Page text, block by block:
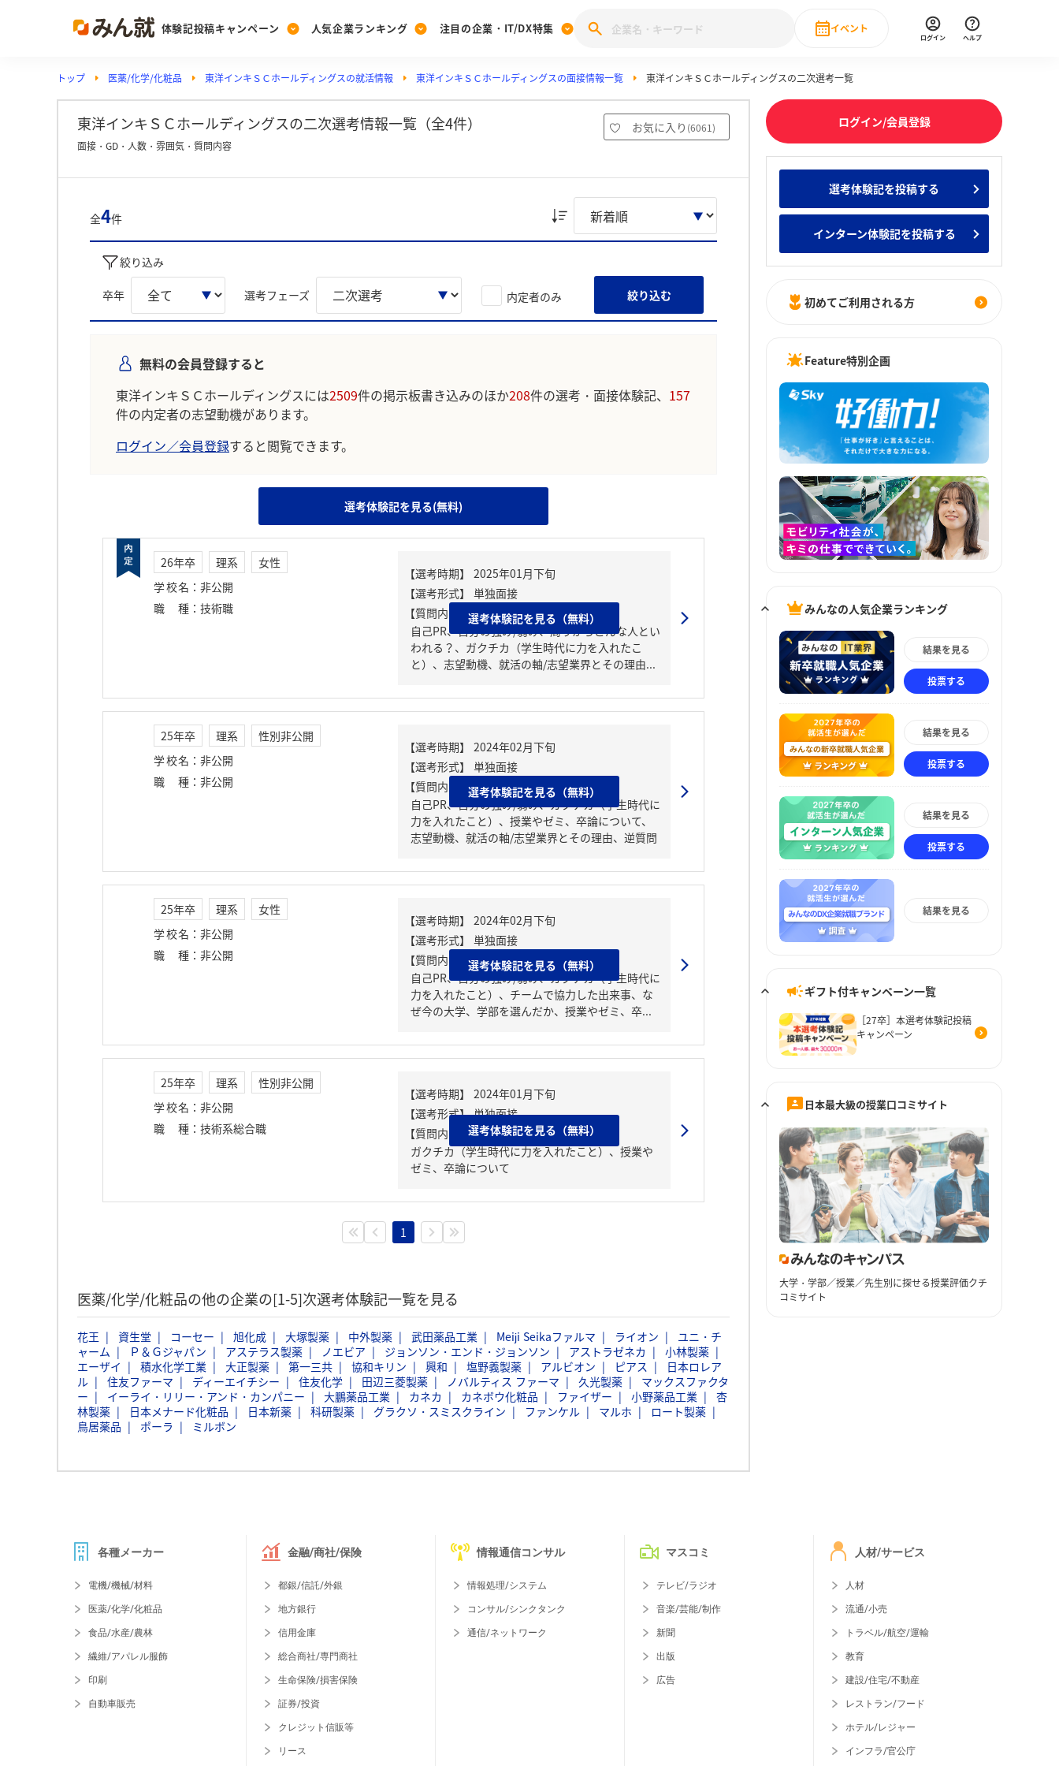
体験記投稿キャンペーン
Post
投稿する
[27卒] 本選考体験記投稿キャンペーン
人気企業ランキング
Ranking
ランキングを見る
みんなのDX企業就職ブランド調査
Vote みんなの新卒就職人気企業ランキング みんなのインターン人気企業ランキ
注目の企業・IT/DX特集
PickUp
注目の企業特集
28卒 IT・DX現場社員インタビュー
イベント
直近のイベント一覧
ログイン ヘルプ
トップ 医薬/化学/化粧品 東洋インキＳＣホールディングスの就活情報 東洋インキＳＣホールディングスの面接情報一覧 東洋インキＳＣホールディングスの二次選考一覧
東洋インキＳＣホールディングスの二次選考情報一覧（全4件） お気に入り (6061)
面接・GD・人数・雰囲気・質問内容
全4件
絞り込み
卒年 選考フェーズ 内定者のみ 絞り込む
無料の会員登録すると
東洋インキＳＣホールディングスには2509件の掲示板書き込みのほか208件の選考・面接体験記、 157
件の内定者の志望動機があります。
ログイン／会員登録すると閲覧できます。
選考体験記を見る(無料)
26年卒 理系
女性
学校名 ： 非公開
職種 ： 技術職
【質問内容・課題】
自己PR、自分の強み/弱み、周りからどんな人とい
われる？、ガクチカ（学生時代に力を入れたこ
と）、志望動機、就活の軸/志望業界とその理由...
選考体験記を見る（無料）
25年卒 理系
性別非公開
学校名 ： 非公開
職種 ： 非公開
【質問内容・課題】
自己PR、自分の強み/弱み、ガクチカ（学生時代に
力を入れたこと）、授業やゼミ、卒論について、
志望動機、就活の軸/志望業界とその理由、逆質問
選考体験記を見る（無料）
25年卒 理系
女性
学校名 ： 非公開
職種 ： 非公開
【質問内容・課題】
自己PR、自分の強み/弱み、ガクチカ（学生時代に
力を入れたこと）、チームで協力した出来事、な
ぜ今の大学、学部を選んだか、授業やゼミ、卒...
選考体験記を見る（無料）
25年卒 理系
性別非公開
学校名 ： 非公開
職種 ： 技術系総合職
【質問内容・課題】
ガクチカ（学生時代に力を入れたこと）、授業や
ゼミ、卒論について
選考体験記を見る（無料）
1
医薬/化学/化粧品の他の企業の[1-5]次選考体験記一覧を見る
花王 資生堂 コーセー 旭化成 大塚製薬 中外製薬 武田薬品工業 Meiji Seikaファルマ ライオン
ユニ・チ
ャーム
Ｐ＆Ｇジャパン アステラス製薬 ノエビア ジョンソン・エンド・ジョンソン アストラゼネカ
小林製薬
エーザイ
積水化学工業 大正製薬 第一三共 協和キリン 興和 塩野義製薬 アルビオン ピアス
日本ロレア
ル
住友ファーマ ディーエイチシー 住友化学 田辺三菱製薬 ノバルティス ファーマ 久光製薬
マックスファクタ
ー
イーライ・リリー・アンド・カンパニー 大鵬薬品工業 カネカ カネボウ化粧品 ファイザー 小野薬品工業
杏
林製薬
日本メナード化粧品 日本新薬 科研製薬 グラクソ・スミスクライン ファンケル マルホ
ロート製薬
鳥居薬品
ポーラ ミルボン
ログイン/会員登録
選考体験記を投稿する
インターン体験記を投稿する
初めてご利用される方
Feature特別企画
みんなの人気企業ランキング
結果を見る
投票する
結果を見る
投票する
結果を見る
投票する
結果を見る
ギフト付キャンペーン一覧
［27卒］本選考体験記投稿
キャンペーン
日本最大級の授業口コミサイト
大学・学部／授業／先生別に探せる授業評価クチ
コミサイト
各種メーカー
電機/機械/材料
医薬/化学/化粧品
食品/水産/農林
繊維/アパレル服飾
印刷
自動車販売
金融/商社/保険
都銀/信託/外銀
地方銀行
信用金庫
総合商社/専門商社
生命保険/損害保険
証券/投資
クレジット信販等
リース
情報通信コンサル
情報処理/システム
コンサル/シンクタンク
通信/ネットワーク
マスコミ
テレビ/ラジオ
音楽/芸能/制作
新聞
出版
広告
人材/サービス
人材
流通/小売
トラベル/航空/運輸
教育
建設/住宅/不動産
レストラン/フード
ホテル/レジャー
インフラ/官公庁